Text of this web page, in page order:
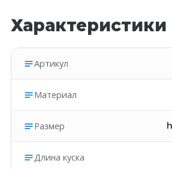
Характеристики
Артикул
Материал
Размер
Длина куска